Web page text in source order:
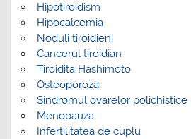
Hipotiroidism
Hipocalcemia
Noduli tiroidieni
Cancerul tiroidian
Tiroidita Hashimoto
Osteoporoza
Sindromul ovarelor polichistice
Menopauza
Infertilitatea de cuplu